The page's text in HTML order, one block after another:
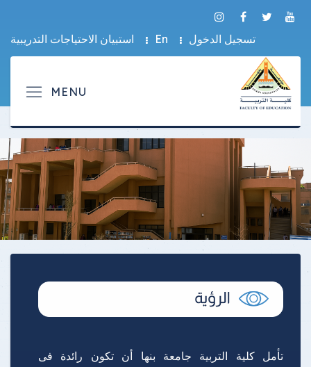
تسجيل الدخول En استبيان الاحتياجات التدريبية
تأمل كلية التربية جامعة بنها أن تكون رائدة فى